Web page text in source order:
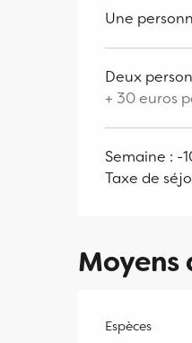
Une
Deux
+ 30 euros
Semaine : -
Taxe de
Moyens
Espèces